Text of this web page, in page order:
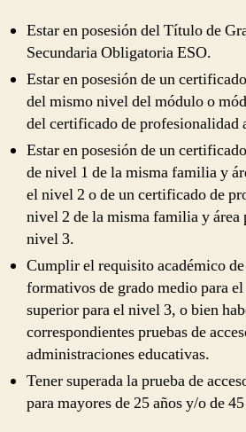
Estar en posesión del Título de
Secundaria Obligatoria ESO.
Estar en posesión de un
del mismo nivel del módulo o
del certificado de profesionalidad
Estar en posesión de un
de nivel 1 de la misma familia y
el nivel 2 o de un certificado de
nivel 2 de la misma familia y área
nivel 3.
Cumplir el requisito académico
formativos de grado medio para
superior para el nivel 3, o bien
correspondientes pruebas de
administraciones educativas.
Tener superada la prueba de
para mayores de 25 años y/o de